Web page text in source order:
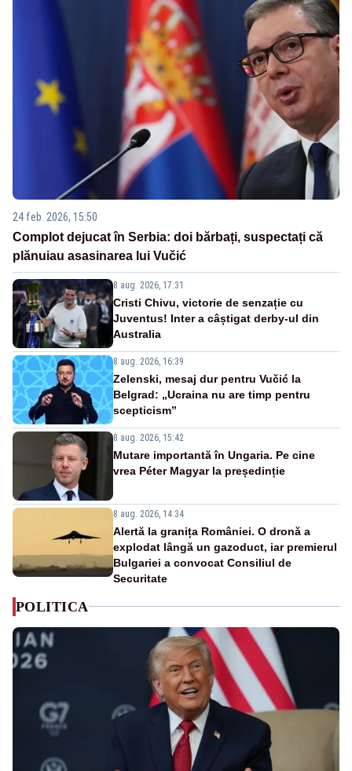
24 feb. 2026, 15:50
Complot dejucat în Serbia: doi bărbați, suspectați că
plănuiau asasinarea lui Vučić
8 aug. 2026, 17:31
Cristi Chivu, victorie de senzație cu
Juventus! Inter a câștigat derby-ul din
Australia
8 aug. 2026, 16:39
Zelenski, mesaj dur pentru Vučić la
Belgrad: „Ucraina nu are timp pentru
scepticism”
8 aug. 2026, 15:42
Mutare importantă în Ungaria. Pe cine
vrea Péter Magyar la președinție
8 aug. 2026, 14:34
Alertă la granița României. O dronă a
explodat lângă un gazoduct, iar premierul
Bulgariei a convocat Consiliul de
Securitate
POLITICA